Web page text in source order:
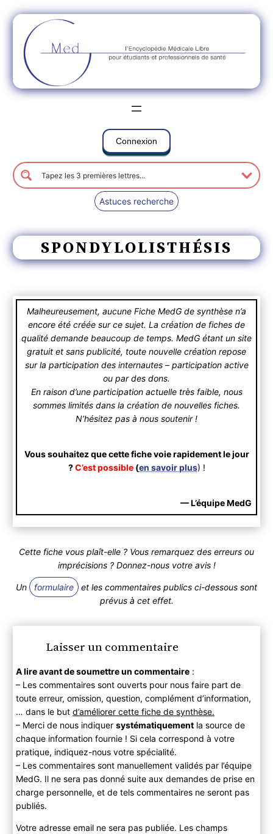
Connexion
Astuces recherche
SPONDYLOLISTHÉSIS
Malheureusement, aucune Fiche MedG de synthèse n’a
encore été créée sur ce sujet. La création de fiches de
qualité demande beaucoup de temps. MedG étant un site
gratuit et sans publicité, toute nouvelle création repose
sur la participation des internautes – participation active
ou par des dons.
En raison d’une participation actuelle très faible, nous
sommes limités dans la création de nouvelles fiches.
N’hésitez pas à nous soutenir !
Vous souhaitez que cette fiche voie rapidement le jour
?C’est possible(en savoir plus) !
— L’équipe MedG
Cette fiche vous plaît-elle ? Vous remarquez des erreurs ou
imprécisions ? Donnez-nous votre avis !
Un formulaire
et les commentaires publics ci-dessous sont
prévus à cet effet.
Laisser un commentaire
A lire avant de soumettre un commentaire:
– Les commentaires sont ouverts pour nous faire part de
toute erreur, omission, question, complément d’information,
… dans le but d’améliorer cette fiche de synthèse.
– Merci de nous indiquer systématiquementla source de
chaque information fournie ! Si cela correspond à votre
pratique, indiquez-nous votre spécialité.
– Les commentaires sont manuellement validés par l’équipe
MedG. Il ne sera pas donné suite aux demandes de prise en
charge personnelle, et de tels commentaires ne seront pas
publiés.
Votre adresse email ne sera pas publiée. Les champs